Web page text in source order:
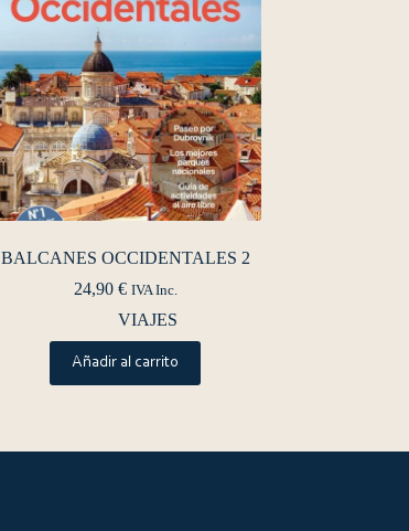
BALCANES OCCIDENTALES 2
24,90 € IVA Inc.
VIAJES
Añadir al carrito